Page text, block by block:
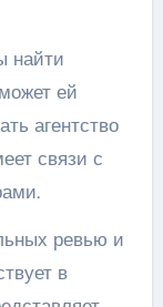
найти
ей
агентство
связи с
ревью и
в